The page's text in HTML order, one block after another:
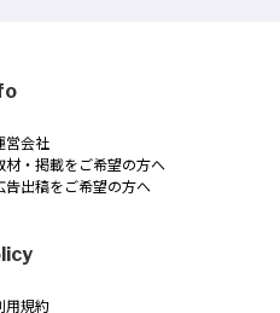
営会社
材・掲載をご希望の方へ
告出稿をご希望の方へ
用規約